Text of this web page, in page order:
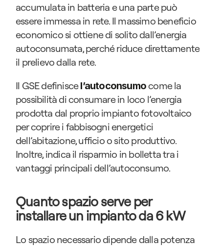
accumulata in batteria e una parte può
essere immessa in rete. Il massimo beneficio
economico si ottiene di solito dall’energia
autoconsumata, perché riduce direttamente
il prelievo dalla rete.
Il GSE definisce l’autoconsumo come la
possibilità di consumare in loco l’energia
prodotta dal proprio impianto fotovoltaico
per coprire i fabbisogni energetici
dell’abitazione, ufficio o sito produttivo.
Inoltre, indica il risparmio in bolletta tra i
vantaggi principali dell’autoconsumo.
Quanto spazio serve per
installare un impianto da 6 kW
Lo spazio necessario dipende dalla potenza